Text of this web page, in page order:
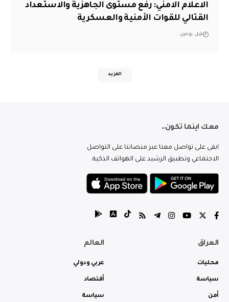
الاعلام الامني: رفع مستوى الجاهزية والاستعداد
القتالي للقوات الأمنية والعسكرية
قبل يومين
المزيد
معك اينما تكون..
ابقى على تواصل معنا عبر منصاتنا على التواصل
الاجتماعي وتطبيق الرشيد على الهواتف الذكية.
العراق
محليات
سياسة
أمن
العالم
عربي ودولي
أقتصاد
سياسة